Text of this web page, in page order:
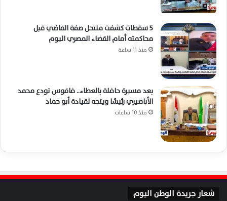
5 سقطات كشفت منتحل صفة القاضي قبل
محاكمته أمام القضاء المصري اليوم
منذ 11 ساعة
بعد مسيرة حافلة بالعطاء.. فاقوس تودع محمد
الأباصيري رئيسًا ويتجه لقيادة أبو حماد
منذ 10 ساعات
شعار جريدة الوطن اليوم